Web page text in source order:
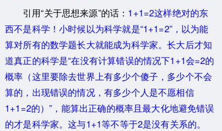
引用“关于思想来源”的话： 1+1=2这样绝对的东
西不是科学！小时候以为科学就是“1+1=2”，以为能
算对所有的数学题长大就能成为科学家。长大后才知
道真正的科学是“在没有计算错误的情况下1+1会=2的
概率（这里要除去世界上有多少个傻子，多少个不会
算的，出现错误的情况，有多少个人是不愿相信
1+1=2的）”，能算出正确的概率且最大化地避免错误
的才是科学家。这与1+1等不等于2是没有关系的。